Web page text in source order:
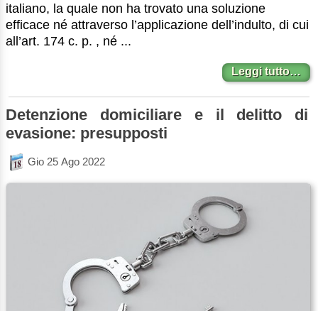
italiano, la quale non ha trovato una soluzione
efficace né attraverso l’applicazione dell’indulto, di cui
all’art. 174 c. p. , né ...
Leggi tutto…
Detenzione domiciliare e il delitto di
evasione: presupposti
Gio 25 Ago 2022